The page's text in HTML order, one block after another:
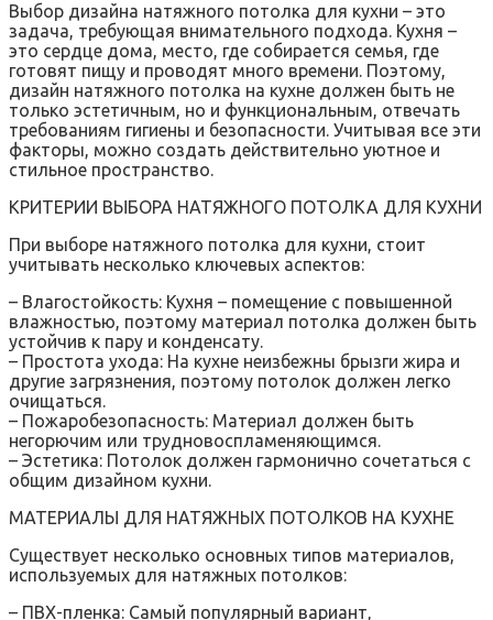
Выбор дизайна натяжного потолка для кухни – это
задача, требующая внимательного подхода. Кухня –
это сердце дома, место, где собирается семья, где
готовят пищу и проводят много времени. Поэтому,
дизайн натяжного потолка на кухне должен быть не
только эстетичным, но и функциональным, отвечать
требованиям гигиены и безопасности. Учитывая все эти
факторы, можно создать действительно уютное и
стильное пространство.
КРИТЕРИИ ВЫБОРА НАТЯЖНОГО ПОТОЛКА ДЛЯ КУХНИ
При выборе натяжного потолка для кухни, стоит
учитывать несколько ключевых аспектов:
– Влагостойкость: Кухня – помещение с повышенной
влажностью, поэтому материал потолка должен быть
устойчив к пару и конденсату.
– Простота ухода: На кухне неизбежны брызги жира и
другие загрязнения, поэтому потолок должен легко
очищаться.
– Пожаробезопасность: Материал должен быть
негорючим или трудновоспламеняющимся.
– Эстетика: Потолок должен гармонично сочетаться с
общим дизайном кухни.
МАТЕРИАЛЫ ДЛЯ НАТЯЖНЫХ ПОТОЛКОВ НА КУХНЕ
Существует несколько основных типов материалов,
используемых для натяжных потолков:
– ПВХ-пленка: Самый популярный вариант,